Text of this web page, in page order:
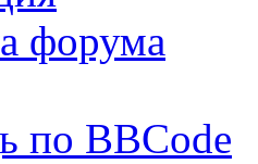
форума
по BBCode